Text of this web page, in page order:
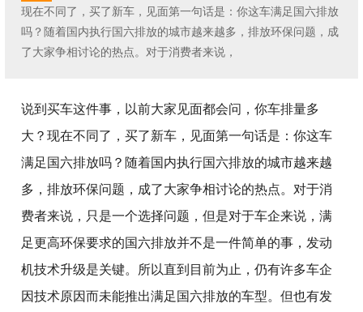
现在不同了，买了新车，见面第一句话是：你这车满足国六排放
吗？随着国内执行国六排放的城市越来越多，排放环保问题，成
了大家争相讨论的热点。对于消费者来说，
说到买车这件事，以前大家见面都会问，你车排量多
大？现在不同了，买了新车，见面第一句话是：你这车
满足国六排放吗？随着国内执行国六排放的城市越来越
多，排放环保问题，成了大家争相讨论的热点。对于消
费者来说，只是一个选择问题，但是对于车企来说，满
足更高环保要求的国六排放并不是一件简单的事，发动
机技术升级是关键。所以直到目前为止，仍有许多车企
因技术原因而未能推出满足国六排放的车型。但也有发